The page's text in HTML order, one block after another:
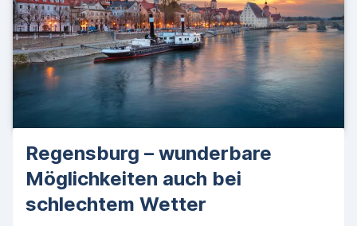
Regensburg – wunderbare
Möglichkeiten auch bei
schlechtem Wetter